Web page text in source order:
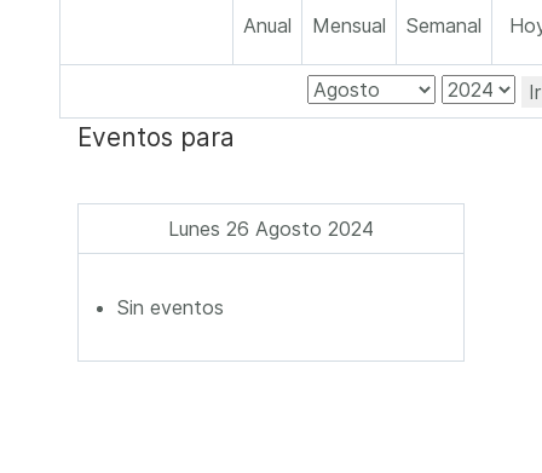
Anual Mensual Semanal
Eventos para
Lunes 26 Agosto 2024
Sin eventos